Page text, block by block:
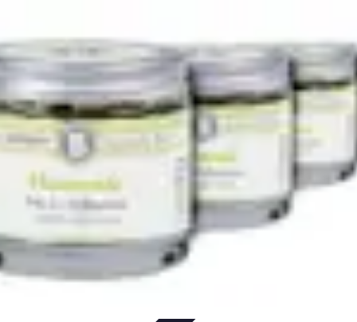
RelaxationRoutines et HabitudesTechniques de Relaxation
Astuces Anti Stress